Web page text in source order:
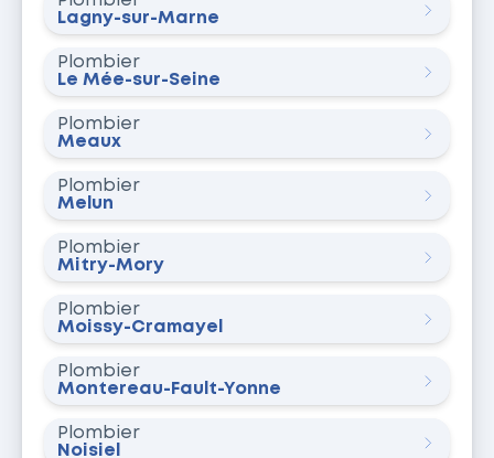
Lagny-sur-Marne
Plombier
Le Mée-sur-Seine
Plombier
Meaux
Plombier
Melun
Plombier
Mitry-Mory
Plombier
Moissy-Cramayel
Plombier
Montereau-Fault-Yonne
Plombier
Noisiel